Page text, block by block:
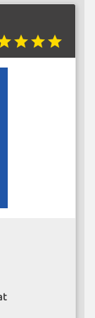
starstarstar